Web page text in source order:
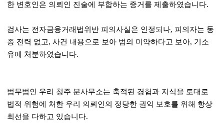
한 변호인은 의뢰인 진술에 부합하는 증거를 제출하였습니다.
검사는 전자금융거래법위반 피의사실은 인정되나, 피의자는 동
종 전력 없고,사건 내용으로 보아 범의 미약하다고 보아, 기소
유예 처분하였습니다.
법무법인 우리 청주 분사무소는 축적된 경험과 지식을 토대로
법적 위험에 처한 우리 의뢰인의 정당한 권익 보호를 위해 항상
최선을 다하고 있습니다.